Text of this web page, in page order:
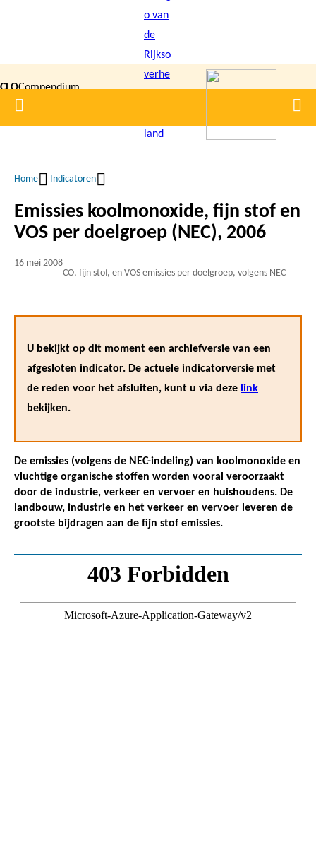
inhoud
gaan
CLOCompendium
voor de
Home
Kruimelpad
Home Indicatoren
Emissies koolmonoxide, fijn stof en
VOS per doelgroep (NEC), 2006
16 mei 2008
CO, fijn stof, en VOS emissies per doelgroep, volgens NEC
U bekijkt op dit moment een archiefversie van een
afgesloten indicator. De actuele indicatorversie met
de reden voor het afsluiten, kunt u via deze link
bekijken.
De emissies (volgens de NEC-indeling) van koolmonoxide en
vluchtige organische stoffen worden vooral veroorzaakt
door de industrie, verkeer en vervoer en huishoudens. De
landbouw, industrie en het verkeer en vervoer leveren de
grootste bijdragen aan de fijn stof emissies.